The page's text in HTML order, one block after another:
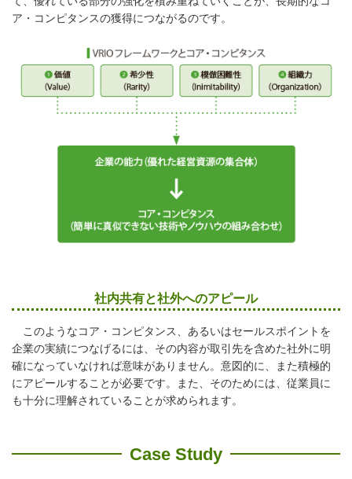
ア・コンピタンスの獲得につながるのです。
社内共有と社外へのアピール
このようなコア・コンピタンス、あるいはセールスポイントを
企業の実績につなげるには、その内容が取引先を含めた社外に明
確になっていなければ意味がありません。意図的に、また積極的
にアピールすることが必要です。また、そのためには、従業員に
も十分に理解されていることが求められます。
Case Study